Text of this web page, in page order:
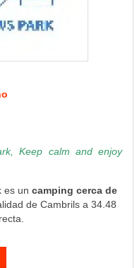
Keep calm and enjoy
es un camping cerca de
de Cambrils a 34.48